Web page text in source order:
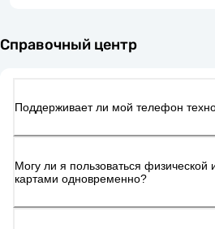
Справочный центр
Поддерживает ли мой телефон
Могу ли я пользоваться физической
картами одновременно?